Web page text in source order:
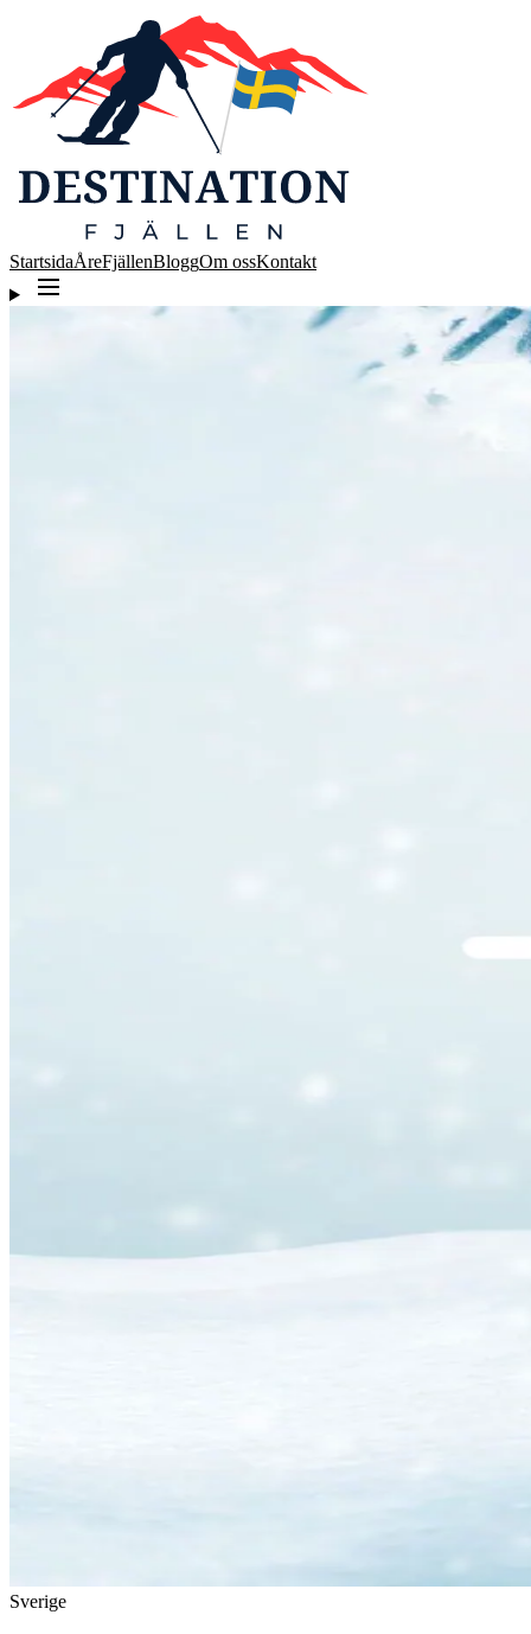
StartsidaÅreFjällenBloggOm ossKontakt
Sverige